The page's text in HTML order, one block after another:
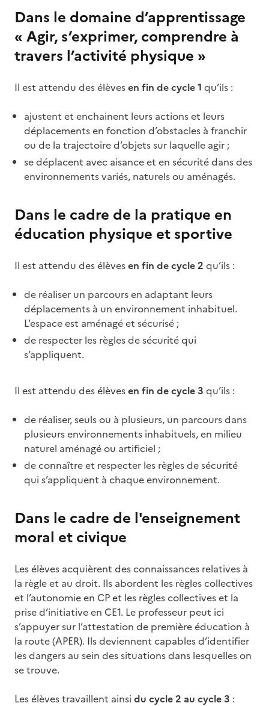
Dans le domaine d’apprentissage
« Agir, s’exprimer, comprendre à
travers l’activité physique »
Il est attendu des élèvesen fin de cycle 1 qu’ils :
ajustent et enchainent leurs actions et leurs
déplacements en fonction d’obstacles à franchir
ou de la trajectoire d’objets sur laquelle agir ;
se déplacent avec aisance et en sécurité dans des
environnements variés, naturels ou aménagés.
Dans le cadre de la pratique en
éducation physique et sportive
Il est attendu des élèvesen fin de cycle 2 qu’ils :
de réaliser un parcours en adaptant leurs
déplacements à un environnement inhabituel.
L’espace est aménagé et sécurisé ;
de respecter les règles de sécurité qui
s’appliquent.
Il est attendu des élèvesen fin de cycle 3 qu’ils :
de réaliser, seuls ou à plusieurs, un parcours dans
plusieurs environnements inhabituels, en milieu
naturel aménagé ou artificiel ;
de connaître et respecter les règles de sécurité
qui s’appliquent à chaque environnement.
Dans le cadre de l'enseignement
moral et civique
Les élèves acquièrent des connaissances relatives à
la règle et au droit. Ils abordent les règles collectives
et l’autonomie en CP et les règles collectives et la
prise d’initiative en CE1. Le professeur peut ici
s’appuyer sur l’attestation de première éducation à
la route (APER). Ils deviennent capables d’identifier
les dangers au sein des situations dans lesquelles on
se trouve.
Les élèves travaillent ainsi du cycle 2 au cycle 3 :